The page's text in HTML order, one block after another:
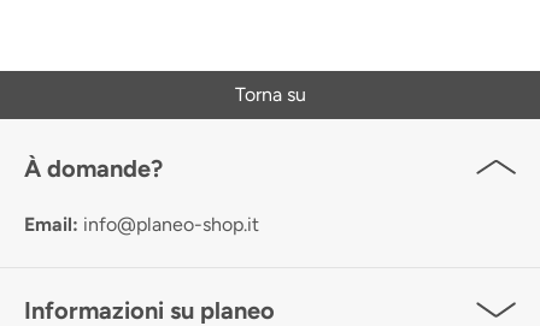
Torna su
À domande?
Email: info@planeo-shop.it
Informazioni su planeo